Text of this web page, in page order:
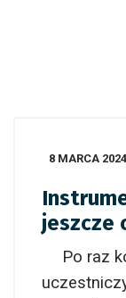
8 MARCA 2024
jeszcze
Po raz